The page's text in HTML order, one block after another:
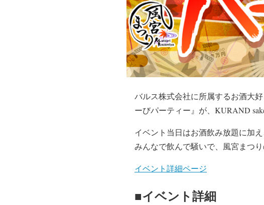
バルス株式会社に所属するお酒大
ーびパーティー』が、KURAND
イベント当日はお酒飲み放題に加
みんなで飲んで騒いで、風宮まつ
イベント詳細ページ
■イベント詳細